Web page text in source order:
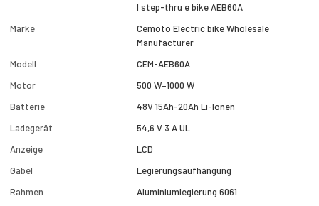
| step-thru e bike AEB60A
Marke
Cemoto Electric bike Wholesale
Manufacturer
Modell
CEM-AEB60A
Motor
500 W–1000 W
Batterie
48V 15Ah-20Ah Li-Ionen
Ladegerät
54,6 V 3 A UL
Anzeige
LCD
Gabel
Legierungsaufhängung
Rahmen
Aluminiumlegierung 6061